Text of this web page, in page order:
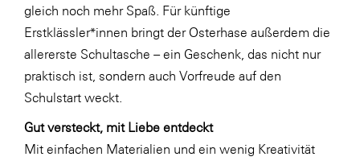
TAG GmbH
VALETTA
Verband Druck Medien Österreich
Wirtschaftskammer Salzburg
WKS Fachgruppe Fahrzeughandel und
Fahrzeugtechnik
gleich noch mehr Spaß. Für künftige
Erstklässler*innen bringt der Osterhase außerdem die
allererste Schultasche – ein Geschenk, das nicht nur
praktisch ist, sondern auch Vorfreude auf den
Schulstart weckt.
Gut versteckt, mit Liebe entdeckt
Mit einfachen Materialien und ein wenig Kreativität